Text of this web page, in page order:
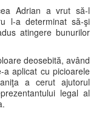
Adrian a vrut să-l
l-a determinat să-şi
atingere bunurilor
deosebită, având
aplicat cu picioarele
a cerut ajutorul
legal al